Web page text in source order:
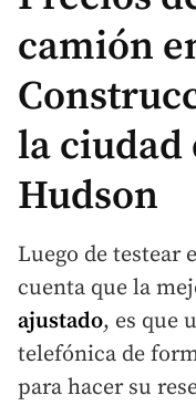
camión
la ciudad
Hudson
Luego de testear
cuenta que la
ajustado, es que
telefónica de
para hacer su